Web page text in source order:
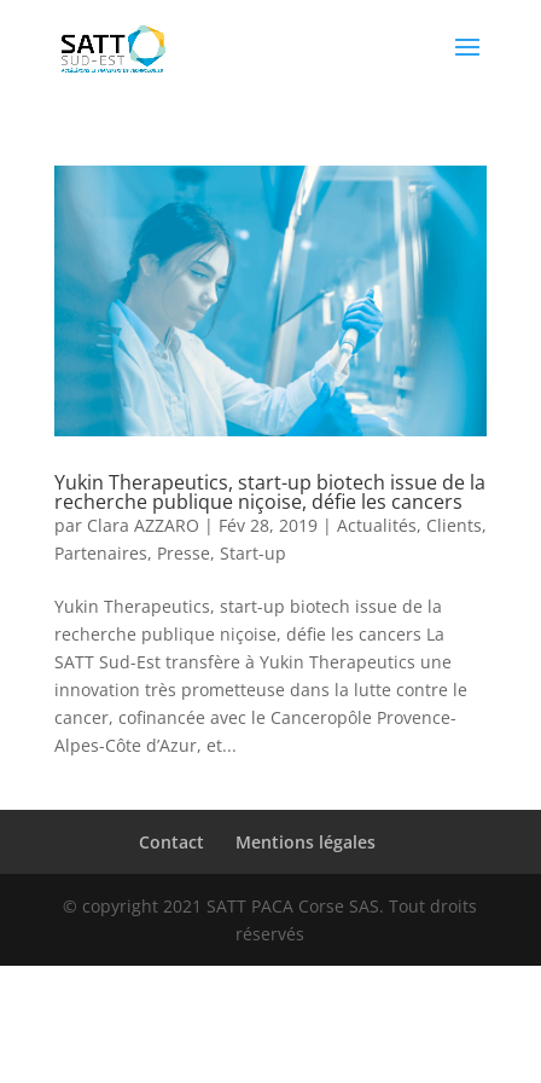
Yukin Therapeutics, start-up biotech issue de la
recherche publique niçoise, défie les cancers
par Clara AZZARO | Fév 28, 2019| Actualités, Clients,
Partenaires, Presse, Start-up
Yukin Therapeutics, start-up biotech issue de la
recherche publique niçoise, défie les cancers La
SATT Sud-Est transfère à Yukin Therapeutics une
innovation très prometteuse dans la lutte contre le
cancer, cofinancée avec le Canceropôle Provence-
Alpes-Côte d’Azur, et...
Contact Mentions légales
© copyright 2021 SATT PACA Corse SAS. Tout droits
réservés